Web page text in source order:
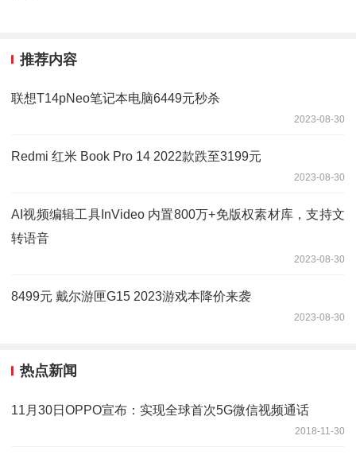
推荐内容
联想T14pNeo笔记本电脑6449元秒杀
2023-08-30
Redmi 红米 Book Pro 14 2022款跌至3199元
2023-08-30
AI视频编辑工具InVideo 内置800万+免版权素材库，支持文
转语音
2023-08-30
8499元 戴尔游匣G15 2023游戏本降价来袭
2023-08-30
热点新闻
11月30日OPPO宣布：实现全球首次5G微信视频通话
2018-11-30